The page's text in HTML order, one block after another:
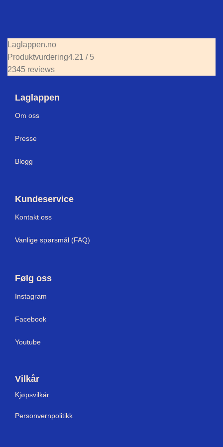
Laglappen.no
Produktvurdering4.21 / 5
2345 reviews
Laglappen
Om oss
Presse
Blogg
Kundeservice
Kontakt oss
Vanlige spørsmål (FAQ)
Følg oss
Instagram
Facebook
Youtube
Vilkår
Kjøpsvilkår
Personvernpolitikk